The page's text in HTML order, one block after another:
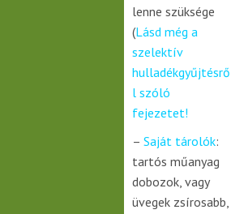
lenne szüksége
(Lásd még a
szelektív
hulladékgyűjtésrő
l szóló
fejezetet!
– Saját tárolók:
tartós műanyag
dobozok, vagy
üvegek zsírosabb,